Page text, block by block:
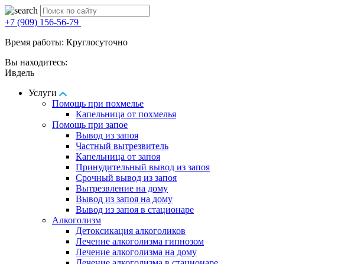
+7 (909) 156-56-79
Время работы: Круглосуточно
Вы находитесь:
Ивдель
Услуги
Помощь при похмелье
Капельница от похмелья
Помощь при запое
Вывод из запоя
Частный вытрезвитель
Капельница от запоя
Принудительный вывод из запоя
Срочный вывод из запоя
Вытрезвление на дому
Вывод из запоя на дому
Вывод из запоя в стационаре
Алкоголизм
Детоксикация алкоголиков
Лечение алкоголизма гипнозом
Лечение алкоголизма на дому